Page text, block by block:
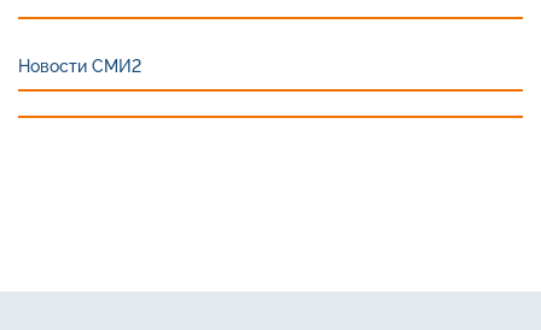
Новости СМИ2